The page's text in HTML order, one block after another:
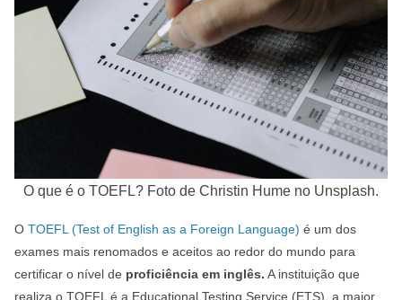
O que é o TOEFL? Foto de Christin Hume no Unsplash.
O TOEFL (Test of English as a Foreign Language) é um dos
exames mais renomados e aceitos ao redor do mundo para
certificar o nível de proficiência em inglês. A instituição que
realiza o TOEFL é a Educational Testing Service (ETS), a maior